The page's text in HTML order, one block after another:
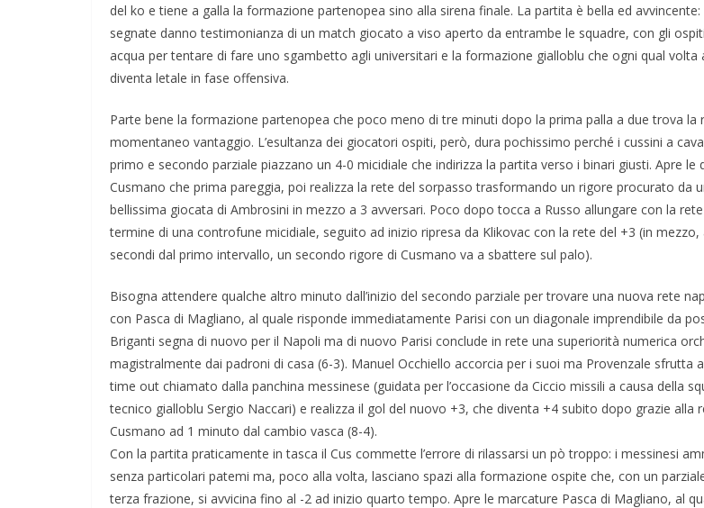
del ko e tiene a galla la formazione partenopea sino alla sirena finale. La partita è bella ed avvincente:
segnate danno testimonianza di un match giocato a viso aperto da entrambe le squadre, con gli
acqua per tentare di fare uno sgambetto agli universitari e la formazione gialloblu che ogni qual volta
diventa letale in fase offensiva.
Parte bene la formazione partenopea che poco meno di tre minuti dopo la prima palla a due trova la
momentaneo vantaggio. L’esultanza dei giocatori ospiti, però, dura pochissimo perché i cussini a
primo e secondo parziale piazzano un 4-0 micidiale che indirizza la partita verso i binari giusti. Apre le
Cusmano che prima pareggia, poi realizza la rete del sorpasso trasformando un rigore procurato da
bellissima giocata di Ambrosini in mezzo a 3 avversari. Poco dopo tocca a Russo allungare con la
termine di una controfune micidiale, seguito ad inizio ripresa da Klikovac con la rete del +3 (in mezzo,
secondi dal primo intervallo, un secondo rigore di Cusmano va a sbattere sul palo).
Bisogna attendere qualche altro minuto dall’inizio del secondo parziale per trovare una nuova rete
con Pasca di Magliano, al quale risponde immediatamente Parisi con un diagonale imprendibile da
Briganti segna di nuovo per il Napoli ma di nuovo Parisi conclude in rete una superiorità numerica
magistralmente dai padroni di casa (6-3). Manuel Occhiello accorcia per i suoi ma Provenzale sfrutta
time out chiamato dalla panchina messinese (guidata per l’occasione da Ciccio missili a causa della
tecnico gialloblu Sergio Naccari) e realizza il gol del nuovo +3, che diventa +4 subito dopo grazie alla
Cusmano ad 1 minuto dal cambio vasca (8-4).
Con la partita praticamente in tasca il Cus commette l’errore di rilassarsi un pò troppo: i messinesi
senza particolari patemi ma, poco alla volta, lasciano spazi alla formazione ospite che, con un
terza frazione, si avvicina fino al -2 ad inizio quarto tempo. Apre le marcature Pasca di Magliano, al